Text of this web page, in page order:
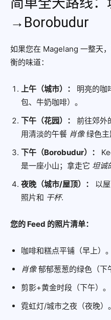
→Borobudur
如果您在 Magelang 一整天
衡的味道：
上午（城市）：
明亮的咖
包、牛奶咖啡）。
下午（花园）：
前往郊外
用清淡的午餐 肖像绿色主
下午（Borobudur）：
是一座小山；拿走它 坦诚
夜晚（城市/屋顶）：
以
照片和 干杯.
您的 Feed 的照片清单：
咖啡和糕点平铺（早上）。
肖像郁郁葱葱的绿色（下
剪影+黄金时段（下午）。
霓虹灯/城市之夜（夜晚）。